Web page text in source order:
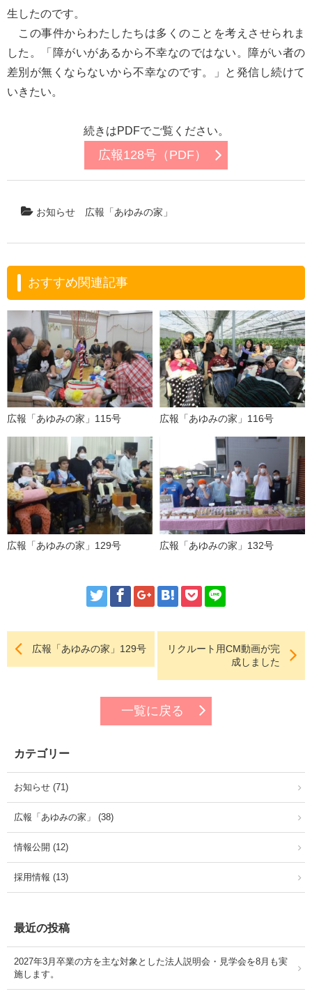
生したのです。
この事件からわたしたちは多くのことを考えさせられま
した。「障がいがあるから不幸なのではない。障がい者の
差別が無くならないから不幸なのです。」と発信し続けて
いきたい。
続きはPDFでご覧ください。
広報128号（PDF）
お知らせ 広報「あゆみの家」
おすすめ関連記事
広報「あゆみの家」115号 広報「あゆみの家」116号
広報「あゆみの家」129号 広報「あゆみの家」132号
広報「あゆみの家」129号
リクルート用CM動画が完
成しました
一覧に戻る
カテゴリー
お知らせ (71)
広報「あゆみの家」 (38)
情報公開 (12)
採用情報 (13)
最近の投稿
2027年3月卒業の方を主な対象とした法人説明会・見学会を8月も実
施します。